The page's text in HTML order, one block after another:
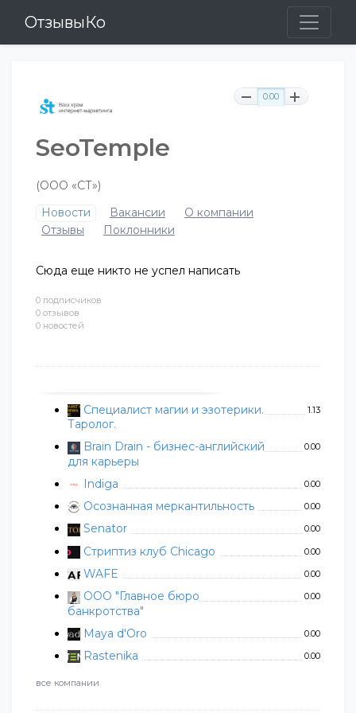
ОтзывыКо
0 подписчиков
0 отзывов
0 новостей
Специалист магии и эзотерики.
Таролог.
1.13
Brain Drain - бизнес-английский
для карьеры
0.00
Indiga 0.00
Осознанная меркантильность 0.00
Senator 0.00
Стриптиз клуб Chicago 0.00
WAFE 0.00
ООО "Главное бюро
банкротства"
0.00
Maya d'Oro 0.00
Rastenika 0.00
все компании
0.00
SeoTemple
(ООО «СТ»)
Новости
Вакансии
О компании
Отзывы
Поклонники
Сюда еще никто не успел написать